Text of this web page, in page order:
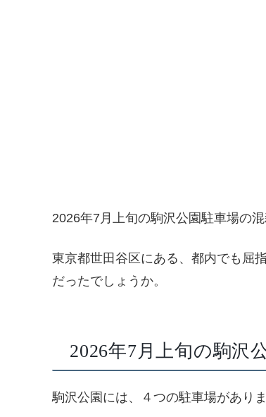
2026年7月上旬の駒沢公園駐車場の混
東京都世田谷区にある、都内でも屈
だったでしょうか。
2026年7月上旬の駒沢
駒沢公園には、４つの駐車場がありま